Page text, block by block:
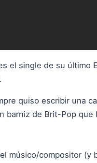
el single de su último
.
quiso escribir una
barniz de Brit-Pop que
músico/compositor (y